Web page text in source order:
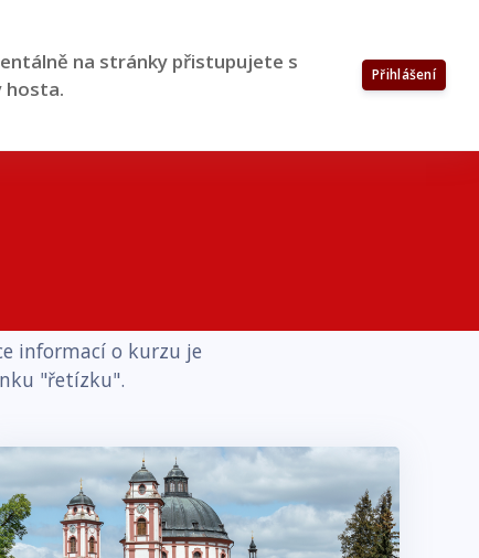
na stránky přistupujete s
hosta.
Přihlášení
informací o kurzu je
"řetízku".